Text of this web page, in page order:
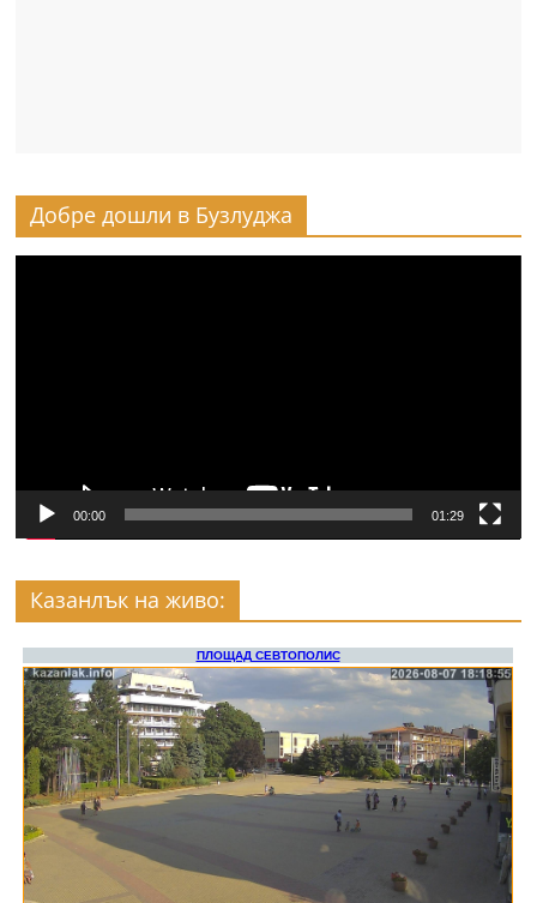
Добре дошли в Бузлуджа
00:00 01:29
Казанлък на живо: